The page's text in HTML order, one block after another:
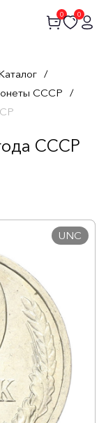
0 0
/
СССР /
СССР
UNC